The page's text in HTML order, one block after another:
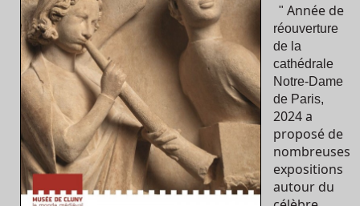
" Année de
réouverture
de la
cathédrale
Notre-Dame
de Paris,
2024 a
proposé de
nombreuses
expositions
autour du